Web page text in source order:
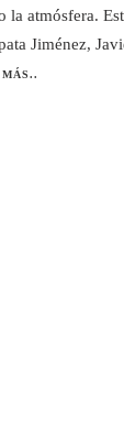
la atmósfera.
Jiménez,